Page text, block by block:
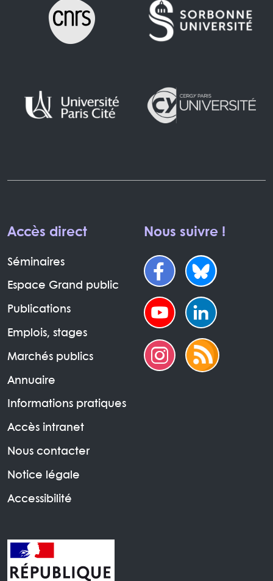
Accès direct
Séminaires
Espace Grand public
Publications
Emplois, stages
Marchés publics
Annuaire
Informations pratiques
Accès intranet
Nous contacter
Notice légale
Accessibilité
Nous suivre !